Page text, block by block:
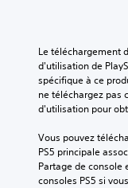
Le téléchargement
d'utilisation de
spécifique à ce
ne téléchargez pas
d'utilisation pour
Vous pouvez
PS5 principale
Partage de console
consoles PS5 si